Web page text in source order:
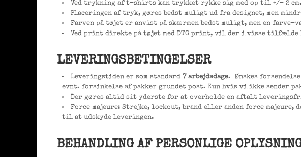
Ved trykning af t-shirts kan trykket rykke sig med op til +/- 2 cm.
Placeringen af tryk, gøres bedst muligt ud fra designet, men
Farven på tøjet er anvist på skærmen bedst muligt, men en
Ved print direkte på tøjet med DTG print, vil der i visse tilfælde
LEVERINGSBETINGELSER
Leveringstiden er som standard 7 arbejdsdage. Ønskes
evnt. forsinkelse af pakker grundet post. Kun hvis vi ikke sender
Der gøres altid sit yderste for at overholde en aftalt
Force majeure: Strejke, lockout, brand eller anden force
til at udskyde leveringen.
BEHANDLING AF PERSONLIGE